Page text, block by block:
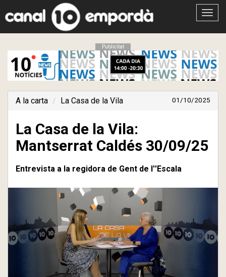
Obrir
Publicitat
A la carta La Casa de la Vila 01/10/2025
La Casa de la Vila:
Mantserrat Caldés 30/09/25
Entrevista a la regidora de Gent de l''Escala